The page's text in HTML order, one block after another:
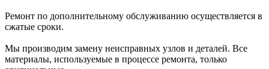
Ремонт по дополнительному обслуживанию осуществляется в
сжатые сроки.
Мы производим замену неисправных узлов и деталей. Все
материалы, используемые в процессе ремонта, только